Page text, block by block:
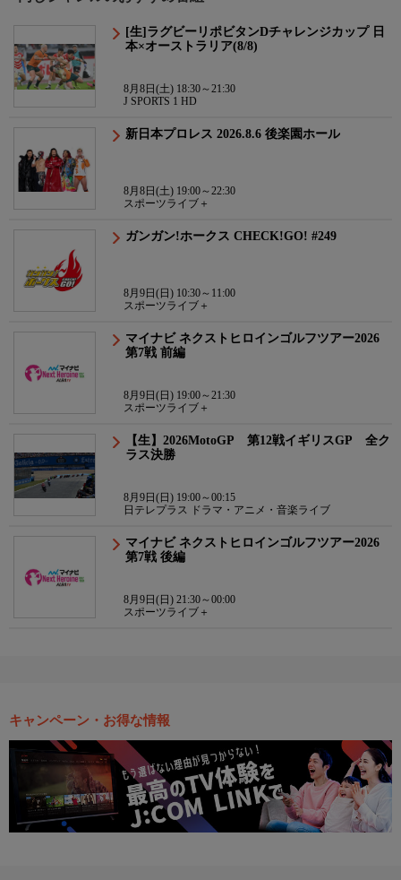
[生]ラグビーリポビタンDチャレンジカップ 日
本×オーストラリア(8/8)
8月8日(土) 18:30～21:30
J SPORTS 1 HD
新日本プロレス 2026.8.6 後楽園ホール
8月8日(土) 19:00～22:30
スポーツライブ＋
ガンガン!ホークス CHECK!GO! #249
8月9日(日) 10:30～11:00
スポーツライブ＋
マイナビ ネクストヒロインゴルフツアー2026
第7戦 前編
8月9日(日) 19:00～21:30
スポーツライブ＋
【生】2026MotoGP 第12戦イギリスGP 全ク
ラス決勝
8月9日(日) 19:00～00:15
日テレプラス ドラマ・アニメ・音楽ライブ
マイナビ ネクストヒロインゴルフツアー2026
第7戦 後編
8月9日(日) 21:30～00:00
スポーツライブ＋
キャンペーン・お得な情報